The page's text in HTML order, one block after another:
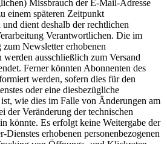
Missbrauch der E-Mail-Adresse
einem späteren Zeitpunkt
dient deshalb der rechtlichen
Verantwortlichen. Die im
Newsletter erhobenen
werden ausschließlich zum Versand
Ferner könnten Abonnenten des
werden, sofern dies für den
oder eine diesbezügliche
wie dies im Falle von Änderungen am
der Veränderung der technischen
könnte. Es erfolgt keine Weitergabe der
Dienstes erhobenen personenbezogenen